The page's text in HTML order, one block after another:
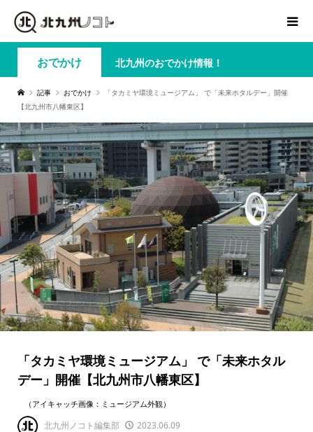
おでかけ 北九州のおでかけ情報！
記事 おでかけ
「タカミヤ環境ミュージアム」 で「未来ホタルデー」開催
【北九州市八幡東区】
「タカミヤ環境ミュージアム」 で「未来ホタル
デー」開催【北九州市八幡東区】
（アイキャッチ画像：ミュージアム外観）
北九州ノコト編集部 2023.06.09